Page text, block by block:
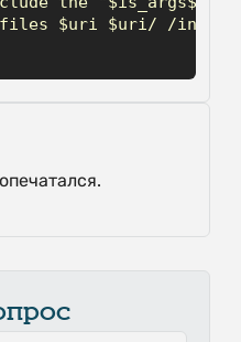
$uri $uri/ /